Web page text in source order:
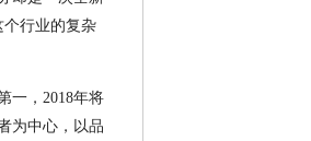
个行业的复杂
一，2018年将
为中心，以品